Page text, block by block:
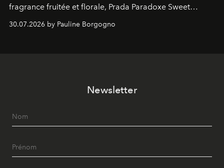
fragrance fruitée et florale, Prada Paradoxe Sweet
Chemistry Eau de Parfum.
30.07.2026 by Pauline Borgogno
Newsletter